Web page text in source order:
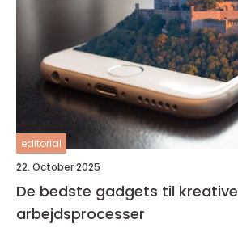
editorial
22. October 2025
De bedste gadgets til kreative
arbejdsprocesser